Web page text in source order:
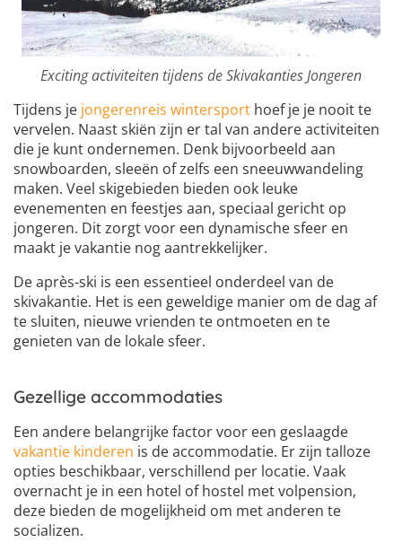
Exciting activiteiten tijdens de Skivakanties Jongeren
Tijdens je jongerenreis wintersport hoef je je nooit te
vervelen. Naast skiën zijn er tal van andere activiteiten
die je kunt ondernemen. Denk bijvoorbeeld aan
snowboarden, sleeën of zelfs een sneeuwwandeling
maken. Veel skigebieden bieden ook leuke
evenementen en feestjes aan, speciaal gericht op
jongeren. Dit zorgt voor een dynamische sfeer en
maakt je vakantie nog aantrekkelijker.
De après-ski is een essentieel onderdeel van de
skivakantie. Het is een geweldige manier om de dag af
te sluiten, nieuwe vrienden te ontmoeten en te
genieten van de lokale sfeer.
Gezellige accommodaties
Een andere belangrijke factor voor een geslaagde
vakantie kinderen is de accommodatie. Er zijn talloze
opties beschikbaar, verschillend per locatie. Vaak
overnacht je in een hotel of hostel met volpension,
deze bieden de mogelijkheid om met anderen te
socializen.